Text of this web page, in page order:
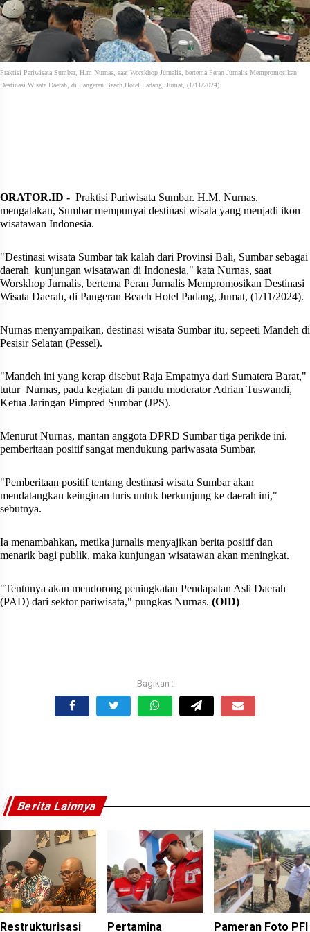
Praktisi Pariwisata Sumbar, H.m Nurnas, saat Worskhop Jurnalis, bertema Peran Jurnalis Mempromosikan
Destinasi Wisata Daerah, di Pangeran Beach Hotel Padang, Jumat, (1/11/2024).
ORATOR.ID - Praktisi Pariwisata Sumbar. H.M. Nurnas,
mengatakan, Sumbar mempunyai destinasi wisata yang menjadi ikon
wisatawan Indonesia.
"Destinasi wisata Sumbar tak kalah dari Provinsi Bali, Sumbar sebagai
daerah kunjungan wisatawan di Indonesia," kata Nurnas, saat
Worskhop Jurnalis, bertema Peran Jurnalis Mempromosikan Destinasi
Wisata Daerah, di Pangeran Beach Hotel Padang, Jumat, (1/11/2024).
Nurnas menyampaikan, destinasi wisata Sumbar itu, sepeeti Mandeh di
Pesisir Selatan (Pessel).
"Mandeh ini yang kerap disebut Raja Empatnya dari Sumatera Barat,"
tutur Nurnas, pada kegiatan di pandu moderator Adrian Tuswandi,
Ketua Jaringan Pimpred Sumbar (JPS).
Menurut Nurnas, mantan anggota DPRD Sumbar tiga perikde ini.
pemberitaan positif sangat mendukung pariwasata Sumbar.
"Pemberitaan positif tentang destinasi wisata Sumbar akan
mendatangkan keinginan turis untuk berkunjung ke daerah ini,"
sebutnya.
Ia menambahkan, metika jurnalis menyajikan berita positif dan
menarik bagi publik, maka kunjungan wisatawan akan meningkat.
"Tentunya akan mendorong peningkatan Pendapatan Asli Daerah
(PAD) dari sektor pariwisata," pungkas Nurnas. (OID)
Berita Lainnya
Restrukturisasi Pertamina Pameran Foto PFI